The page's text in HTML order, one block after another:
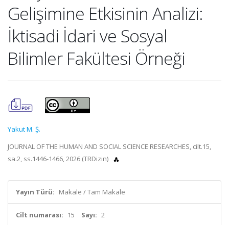
Gelişimine Etkisinin Analizi:
İktisadi İdari ve Sosyal
Bilimler Fakültesi Örneği
Yakut M. Ş.
JOURNAL OF THE HUMAN AND SOCIAL SCIENCE RESEARCHES, cilt.15,
sa.2, ss.1446-1466, 2026 (TRDizin)
Yayın Türü: Makale / Tam Makale
Cilt numarası: 15 Sayı: 2